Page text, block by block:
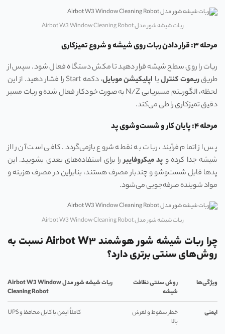
ربات شیشه‌ شور مدل Airbot W3 Window Cleaning Robot
مرحله ۳: قرار دادن ربات روی شیشه و شروع تمیزکاری
ربات را روی سطح شیشه قرار دهید تا مکش دستگاه فعال شود. سپس از
طریقریموت کنترلیا اپلیکیشن موبایل
، دکمه Start را فشار دهید. از این
لحظه، الگوریتم مسیر‌یابی N/Z به‌صورت خودکار فعال شده و ربات مسیر
دقیق تمیزکاری را طی می‌کند.
مرحله ۴: پایان کار و شست‌وشوی پد
پس از اتمام فرآیند، ربات به نقطه شروع بازمی‌گردد. کافی است آن را از
شیشه جدا کرده و پد میکروفایبررا برای استفاده‌های بعدی بشویید. این
پدها قابل شست‌وشو و چندبار مصرف هستند، بنابراین در مصرف هزینه و
مواد شوینده صرفه‌جویی می‌شود.
ربات شیشه‌ شور مدل Airbot W3 Window Cleaning Robot
چرا ربات شیشه‌ شور هوشمند Airbot W۳ نسبت به
روش‌های سنتی برتری دارد؟
ویژگی‌ها
روش سنتی نظافت
شیشه
ربات شیشه‌ شور مدلAirbot W3 Window
Cleaning Robot
ایمنی
خطر سقوط و لغزش
بالا
کاملاً ایمن با کابل محافظ و UPS